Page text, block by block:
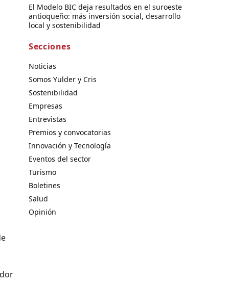
El Modelo BIC deja resultados en el suroeste
antioqueño: más inversión social, desarrollo
local y sostenibilidad
Secciones
Noticias
Somos Yulder y Cris
Sostenibilidad
Empresas
Entrevistas
Premios y convocatorias
Innovación y Tecnología
Eventos del sector
Turismo
Boletines
Salud
Opinión